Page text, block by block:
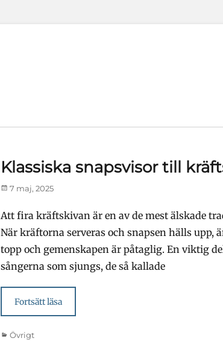
Klassiska snapsvisor till
Publicerad
7 maj, 2025
Att fira kräftskivan är en av de mest älskade
När kräftorna serveras och snapsen hälls upp,
topp och gemenskapen är påtaglig. En viktig
sångerna som sjungs, de så kallade
Fortsätt läsa
Kategorier
Övrigt